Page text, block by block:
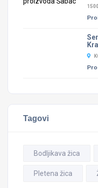
Tagovi
Bodljikava žica
Pletena žica